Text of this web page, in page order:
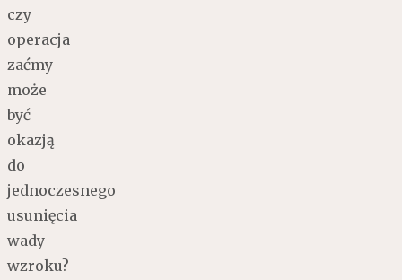
czy
operacja
zaćmy
może
być
okazją
do
jednoczesnego
usunięcia
wady
wzroku?